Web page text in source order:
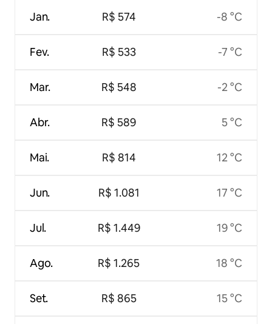
Jan.
Fev.
Mar.
Abr.
Mai.
Jun.
Jul.
Ago.
Set.
R$ 574
R$ 533
R$ 548
R$ 589
R$ 814
R$ 1.081
R$ 1.449
R$ 1.265
R$ 865
-8 °C
-7 °C
-2 °C
5 °C
12 °C
17 °C
19 °C
18 °C
15 °C